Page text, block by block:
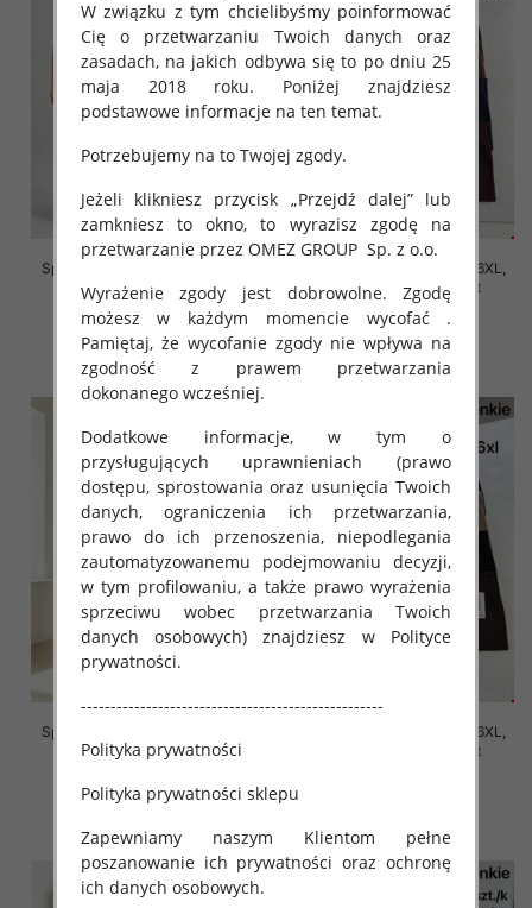
Spodnie damskie Roz 2XL-6XL,
Mix Kolor Paczka 12 szt
16.00 zł
szczegóły
Spodnie damskie Roz 2XL-6XL,
Mix Kolor Paczka 12 szt
16.00 zł
szczegóły
Spodnie damskie Roz 2XL-6XL,
Mix Kolor Paczka 12 szt
16.00 zł
Spodnie damskie Roz 2XL-6XL,
Mix Kolor Paczka 12 szt
W związku z tym chcielibyśmy poinformować
Cię o przetwarzaniu Twoich danych oraz
zasadach, na jakich odbywa się to po dniu 25
maja 2018 roku. Poniżej znajdziesz
podstawowe informacje na ten temat.
Potrzebujemy na to Twojej zgody.
Jeżeli klikniesz przycisk „Przejdź dalej” lub
zamkniesz to okno, to wyrazisz zgodę na
przetwarzanie przez OMEZ GROUP Sp. z o.o.
Wyrażenie zgody jest dobrowolne. Zgodę
możesz w każdym momencie wycofać .
Pamiętaj, że wycofanie zgody nie wpływa na
zgodność z prawem przetwarzania
dokonanego wcześniej.
Dodatkowe informacje, w tym o
przysługujących uprawnieniach (prawo
dostępu, sprostowania oraz usunięcia Twoich
danych, ograniczenia ich przetwarzania,
prawo do ich przenoszenia, niepodlegania
zautomatyzowanemu podejmowaniu decyzji,
w tym profilowaniu, a także prawo wyrażenia
sprzeciwu wobec przetwarzania Twoich
danych osobowych) znajdziesz w Polityce
prywatności.
---------------------------------------------------
Polityka prywatności
Polityka prywatności sklepu
Zapewniamy naszym Klientom pełne
poszanowanie ich prywatności oraz ochronę
ich danych osobowych.